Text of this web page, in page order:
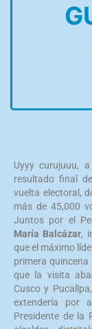
Uyyy curujuuu,
resultado final
vuelta electoral,
más de 45,000
Juntos por el
María Balcázar,
que el máximo
primera
que la visita
Cusco y
extendería por
Presidente de la